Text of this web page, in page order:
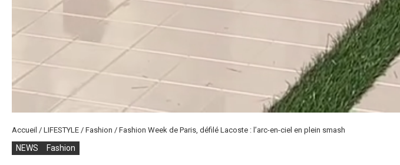
Accueil / LIFESTYLE / Fashion / Fashion Week de Paris, défilé Lacoste : l’arc-en-ciel en plein smash
NEWS Fashion